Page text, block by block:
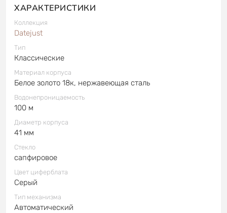
ХАРАКТЕРИСТИКИ
Коллекция
Datejust
Тип
Классические
Материал корпуса
Белое золото 18к, нержавеющая сталь
Водонепроницаемость
100 м
Диаметр корпуса
41 мм
Стекло
сапфировое
Цвет циферблата
Серый
Тип механизма
Автоматический